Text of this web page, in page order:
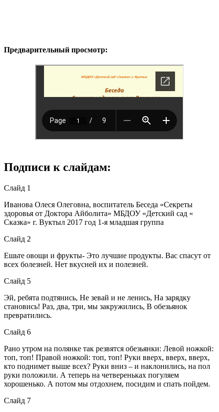
Предварительный просмотр:
Подписи к слайдам:
Слайд 1
Иванова Олеся Олеговна, воспитатель Беседа «Секреты
здоровья от Доктора Айболита» МБДОУ «Детский сад «
Сказка» г. Вуктыл 2017 год 1-я младшая группа
Слайд 2
Ешьте овощи и фрукты- Это лучшие продукты. Вас спасут от
всех болезней. Нет вкусней их и полезней.
Слайд 5
Эй, ребята подтянись, Не зевай и не ленись, На зарядку
становись! Раз, два, три, мы закружились, В обезьянок
превратились.
Слайд 6
Рано утром на полянке так резвятся обезьянки: Левой ножкой:
топ, топ! Правой ножкой: топ, топ! Руки вверх, вверх, вверх,
кто поднимет выше всех? Руки вниз – и наклонились, на пол
руки положили. А теперь на четвереньках погуляем
хорошенько. А потом мы отдохнем, посидим и спать пойдем.
Слайд 7